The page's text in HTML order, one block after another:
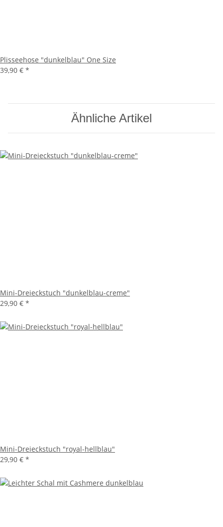
Plisseehose "dunkelblau" One Size
39,90 € *
Ähnliche Artikel
Mini-Dreieckstuch "dunkelblau-creme"
29,90 € *
Mini-Dreieckstuch "royal-hellblau"
29,90 € *